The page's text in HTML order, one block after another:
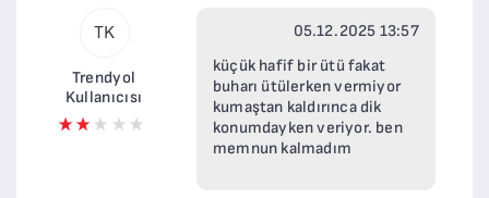
TK
Trendyol
Kullanıcısı
05.12.2025 13:57
küçük hafif bir ütü fakat
buharı ütülerken vermiyor
kumaştan kaldırınca dik
konumdayken veriyor. ben
memnun kalmadım